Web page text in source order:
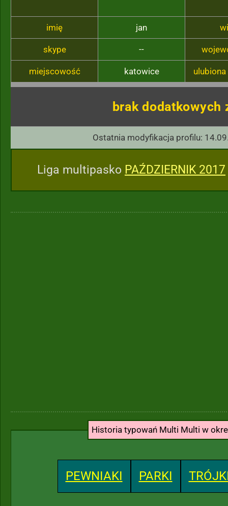
imię jan
skype --
miejscowość katowice
brak dodatkowych
Ostatnia modyfikacja profilu:
Liga multipasko PAŹDZIERNIK 2017
Historia typowań Multi Multi w
PEWNIAKI PARKI